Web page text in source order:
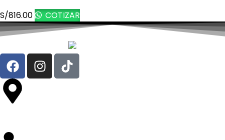
S/816.00 COTIZAR